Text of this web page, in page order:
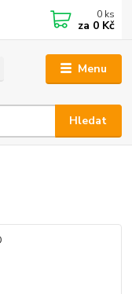
Menu
Hledat
0 ks
za 0 Kč